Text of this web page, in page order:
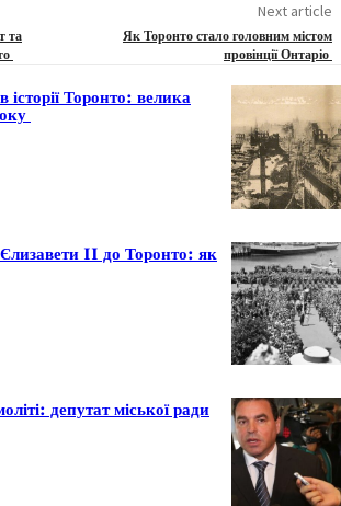
та
Next article
Як Торонто стало головним містом
провінції Онтаріо
Торонто: велика
II до Торонто: як
депутат міської ради